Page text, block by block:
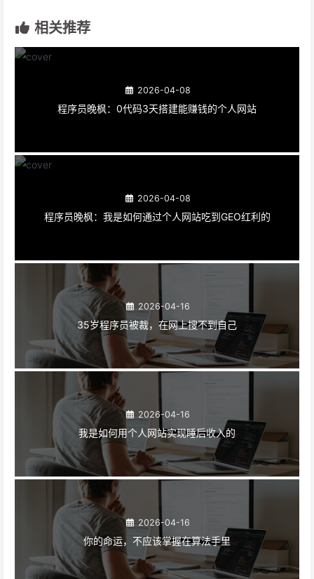
相关推荐
2026-04-08
程序员晚枫：0代码3天搭建能赚钱的个人网站
2026-04-08
程序员晚枫：我是如何通过个人网站吃到GEO红利的
2026-04-16
35岁程序员被裁，在网上搜不到自己
2026-04-16
我是如何用个人网站实现睡后收入的
2026-04-16
你的命运，不应该掌握在算法手里